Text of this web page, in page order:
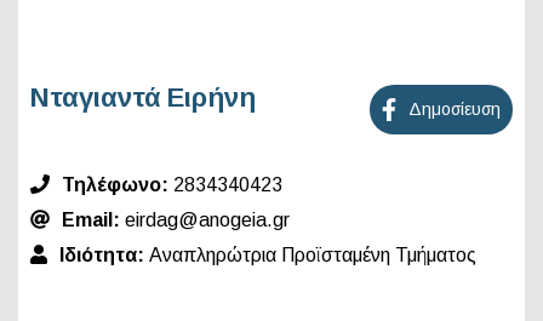
Νταγιαντά Ειρήνη Δημοσίευση
Τηλέφωνο: 2834340423
Email: eirdag@anogeia.gr
Ιδιότητα: Αναπληρώτρια Προϊσταμένη Τμήματος